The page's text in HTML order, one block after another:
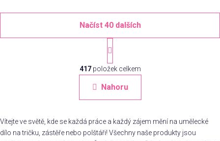
O
v
l
á
d
c
í
Načíst 40 dalších
S
t
r
á
n
k
o
á
n
í
417položek celkem
Nahoru
Vítejte ve světě, kde se každá práce a každý zájem mění na umělecké
dílo na tričku, zástěře nebo polštáři! Všechny naše produkty jsou